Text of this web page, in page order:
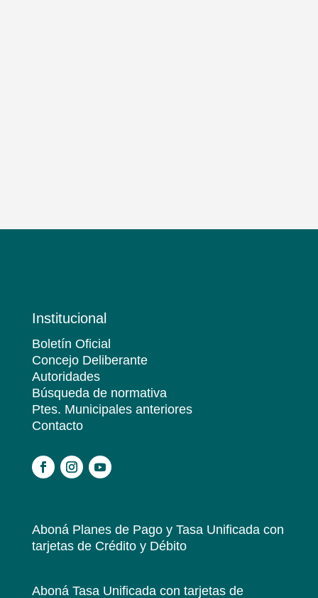
Institucional
Boletín Oficial
Concejo Deliberante
Autoridades
Búsqueda de normativa
Ptes. Municipales anteriores
Contacto
Aboná Planes de Pago y Tasa Unificadacon
tarjetas de Crédito y Débito
Aboná Tasa Unificadacon tarjetas de